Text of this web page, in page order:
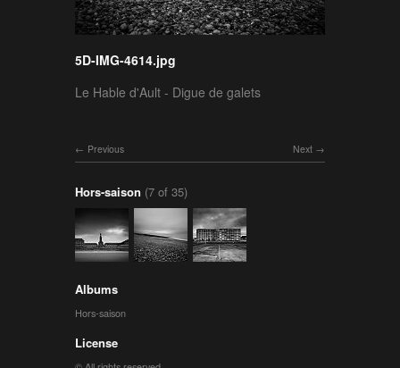
5D-IMG-4614.jpg
Le Hable d'Ault - Digue de galets
Next
Previous
Hors-saison (7 of 35)
Albums
Hors-saison
License